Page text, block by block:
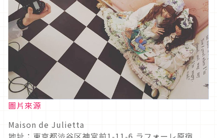
圖片來源
Maison de Julietta